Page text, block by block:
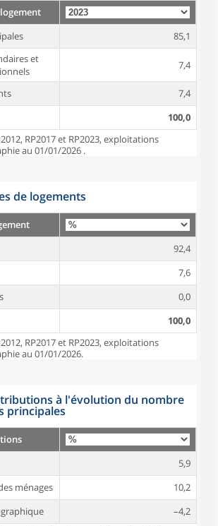
85,1
et
7,4
7,4
100,0
RP2017 et RP2023, exploitations
au 01/01/2026 .
de logements
92,4
7,6
0,0
100,0
RP2017 et RP2023, exploitations
au 01/01/2026.
à l'évolution du nombre
principales
5,9
ménages
10,2
–4,2